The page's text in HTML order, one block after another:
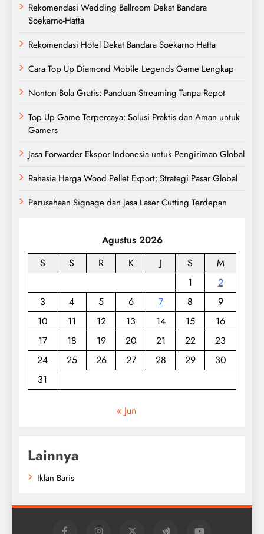
Rekomendasi Wedding Ballroom Dekat Bandara
Soekarno-Hatta
Rekomendasi Hotel Dekat Bandara Soekarno Hatta
Cara Top Up Diamond Mobile Legends Game Lengkap
Nonton Bola Gratis: Panduan Streaming Tanpa Repot
Top Up Game Terpercaya: Solusi Praktis dan Aman untuk
Gamers
Jasa Forwarder Ekspor Indonesia untuk Pengiriman Global
Rahasia Harga Wood Pellet Export: Strategi Pasar Global
Perusahaan Signage dan Jasa Laser Cutting Terdepan
Agustus 2026
S
S R K J S
M
1
2
3
4 5 6 7 8
9
10
11 12 13 14 15
16
17
18 19 20 21 22
23
24
25 26 27 28 29
30
31
« Jun
Lainnya
Iklan Baris